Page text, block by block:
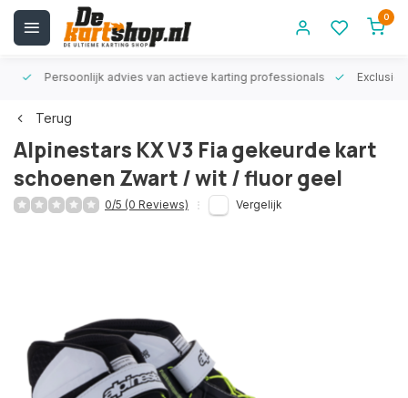
0
Persoonlijk advies van actieve karting professionals
Terug
Alpinestars KX V3 Fia gekeurde kart
schoenen Zwart / wit / fluor geel
0/5 (0 Reviews) Vergelijk